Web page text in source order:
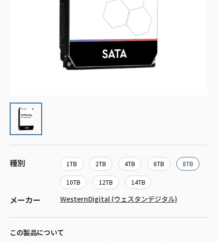
種別 1TB 2TB 4TB 6TB 8TB
10TB 12TB 14TB
メーカー WesternDigital (ウェスタンデジタル)
この製品について